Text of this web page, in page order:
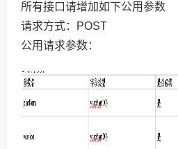
所有接口请增加如下公用参数
请求方式：POST
公用请求参数：